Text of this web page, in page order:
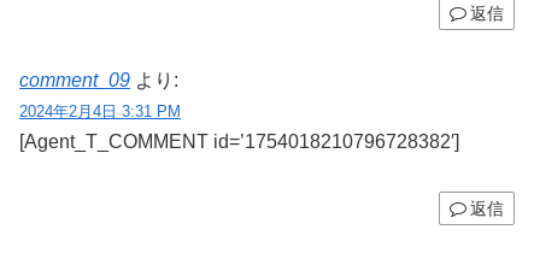
返信
comment_09 より:
2024年2月4日 3:31 PM
[Agent_T_COMMENT id=’1754018210796728382′]
返信